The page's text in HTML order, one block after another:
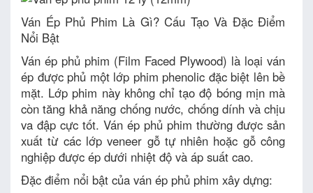
Ván Ép Phủ Phim Là Gì? Cấu Tạo Và Đặc Điểm
Nổi Bật
Ván ép phủ phim (Film Faced Plywood) là loại ván
ép được phủ một lớp phim phenolic đặc biệt lên bề
mặt. Lớp phim này không chỉ tạo độ bóng mịn mà
còn tăng khả năng chống nước, chống dính và chịu
va đập cực tốt. Ván ép phủ phim thường được sản
xuất từ các lớp veneer gỗ tự nhiên hoặc gỗ công
nghiệp được ép dưới nhiệt độ và áp suất cao.
Đặc điểm nổi bật của ván ép phủ phim xây dựng: